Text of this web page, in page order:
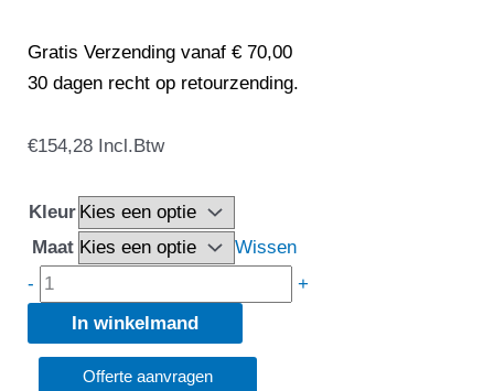
Gratis Verzending vanaf € 70,00
30 dagen recht op retourzending.
€154,28 Incl.Btw
Kleur
Maat
Wissen
-
Lemon
Soda
Everywear
Winter
Softshell
Jacket
-
+
In winkelmand
Offerte aanvragen